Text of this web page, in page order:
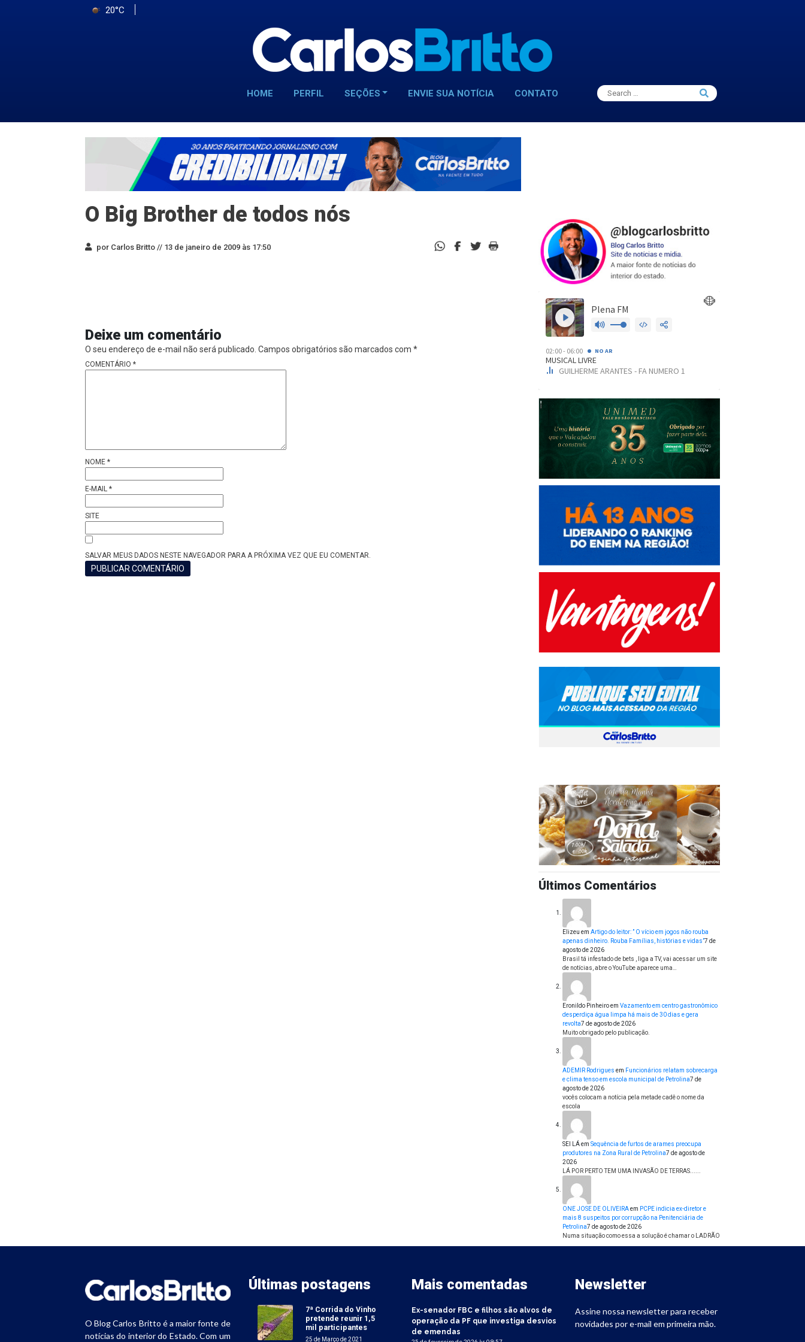
20°C
HOME PERFIL SEÇÕES ENVIE SUA NOTÍCIA CONTATO
Search
for:
Search
O Big Brother de todos nós
por Carlos Britto // 13 de janeiro de 2009 às 17:50
Deixe um comentário
O seu endereço de e-mail não será publicado. Campos obrigatórios são marcados com *
COMENTÁRIO *
NOME *
E-MAIL *
SITE
SALVAR MEUS DADOS NESTE NAVEGADOR PARA A PRÓXIMA VEZ QUE EU COMENTAR.
Últimos Comentários
Elizeu em Artigo do leitor: ” O vício em jogos não rouba
apenas dinheiro. Rouba Famílias, histórias e vidas”7 de
agosto de 2026
Brasil tá infestado de bets , liga a TV, vai acessar um site
de notícias, abre o YouTube aparece uma…
Eronildo Pinheiroem Vazamento em centro gastronômico
desperdiça água limpa há mais de 30 dias e gera
revolta7 de agosto de 2026
Muito obrigado pelo publicação.
ADEMIR Rodrigues em Funcionários relatam sobrecarga
e clima tenso em escola municipal de Petrolina7 de
agosto de 2026
vocês colocam a notícia pela metade cadê o nome da
escola
SEI LÁem Sequência de furtos de arames preocupa
produtores na Zona Rural de Petrolina7 de agosto de
2026
LÁ POR PERTO TEM UMA INVASÃO DE TERRAS......
ONE JOSE DE OLIVEIRAem PCPE indicia ex-diretor e
mais 8 suspeitos por corrupção na Penitenciária de
Petrolina7 de agosto de 2026
Numa situação como essa a solução é chamar o LADRÃO
O Blog Carlos Britto é a maior fonte de
notícias do interior do Estado. Com um
Últimas postagens
7ª Corrida do Vinho
pretende reunir 1,5
mil participantes
25 de Março de 2021
Mais comentadas
Ex-senador FBC e filhos são alvos de
operação da PF que investiga desvios
de emendas
Newsletter
Assine nossa newsletter para receber
novidades por e-mail em primeira mão.